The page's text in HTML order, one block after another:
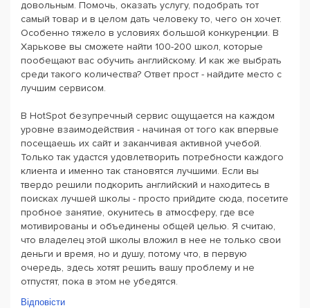
довольным. Помочь, оказать услугу, подобрать тот
самый товар и в целом дать человеку то, чего он хочет.
Особенно тяжело в условиях большой конкуренции. В
Харькове вы сможете найти 100-200 школ, которые
пообещают вас обучить английскому. И как же выбрать
среди такого количества? Ответ прост - найдите место с
лучшим сервисом.
В HotSpot безупречный сервис ощущается на каждом
уровне взаимодействия - начиная от того как впервые
посещаешь их сайт и заканчивая активной учебой.
Только так удастся удовлетворить потребности каждого
клиента и именно так становятся лучшими. Если вы
твердо решили подкорить английский и находитесь в
поисках лучшей школы - просто прийдите сюда, посетите
пробное занятие, окунитесь в атмосферу, где все
мотивированы и объединены общей целью. Я считаю,
что владелец этой школы вложил в нее не только свои
деньги и время, но и душу, потому что, в первую
очередь, здесь хотят решить вашу проблему и не
отпустят, пока в этом не убедятся.
Відповісти